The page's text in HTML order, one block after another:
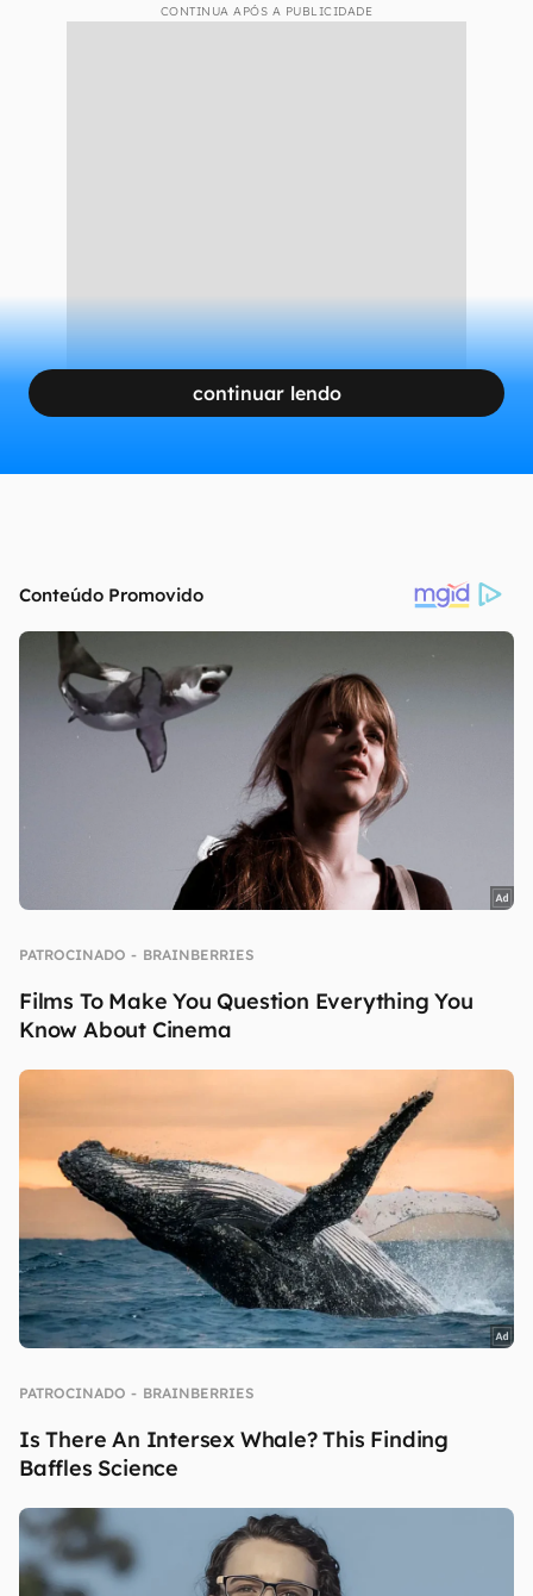
CONTINUA APÓS A PUBLICIDADE
continuar lendo